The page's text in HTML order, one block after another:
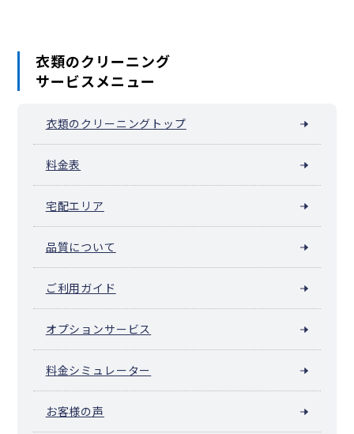
衣類のクリーニング
サービスメニュー
衣類のクリーニングトップ
料金表
宅配エリア
品質について
ご利用ガイド
オプションサービス
料金シミュレーター
お客様の声